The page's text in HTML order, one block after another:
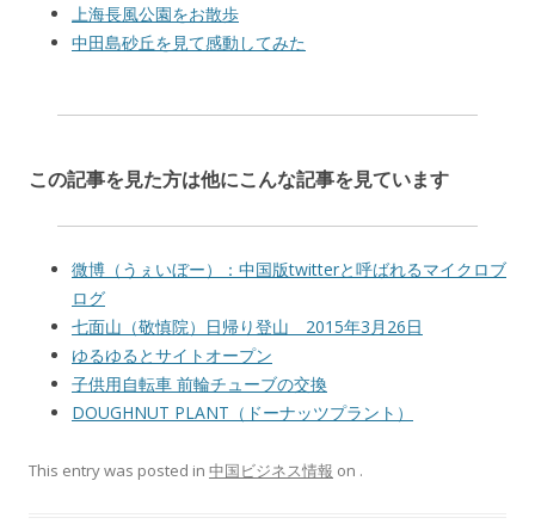
上海長風公園をお散歩
中田島砂丘を見て感動してみた
この記事を見た方は他にこんな記事を見ています
微博（うぇいぼー）：中国版twitterと呼ばれるマイクロブ
ログ
七面山（敬慎院）日帰り登山 2015年3月26日
ゆるゆるとサイトオープン
子供用自転車 前輪チューブの交換
DOUGHNUT PLANT（ドーナッツプラント）
This entry was posted in 中国ビジネス情報 on .